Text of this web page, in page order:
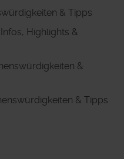
& Tipps
Highlights &
&
& Tipps